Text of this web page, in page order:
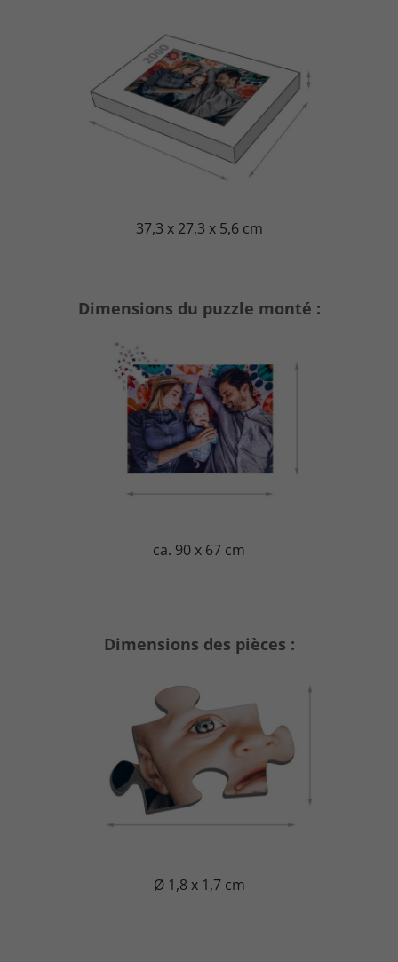
37,3 x 27,3 x 5,6 cm
Dimensions du puzzle monté :
ca. 90 x 67 cm
Dimensions des pièces :
Ø 1,8 x 1,7 cm